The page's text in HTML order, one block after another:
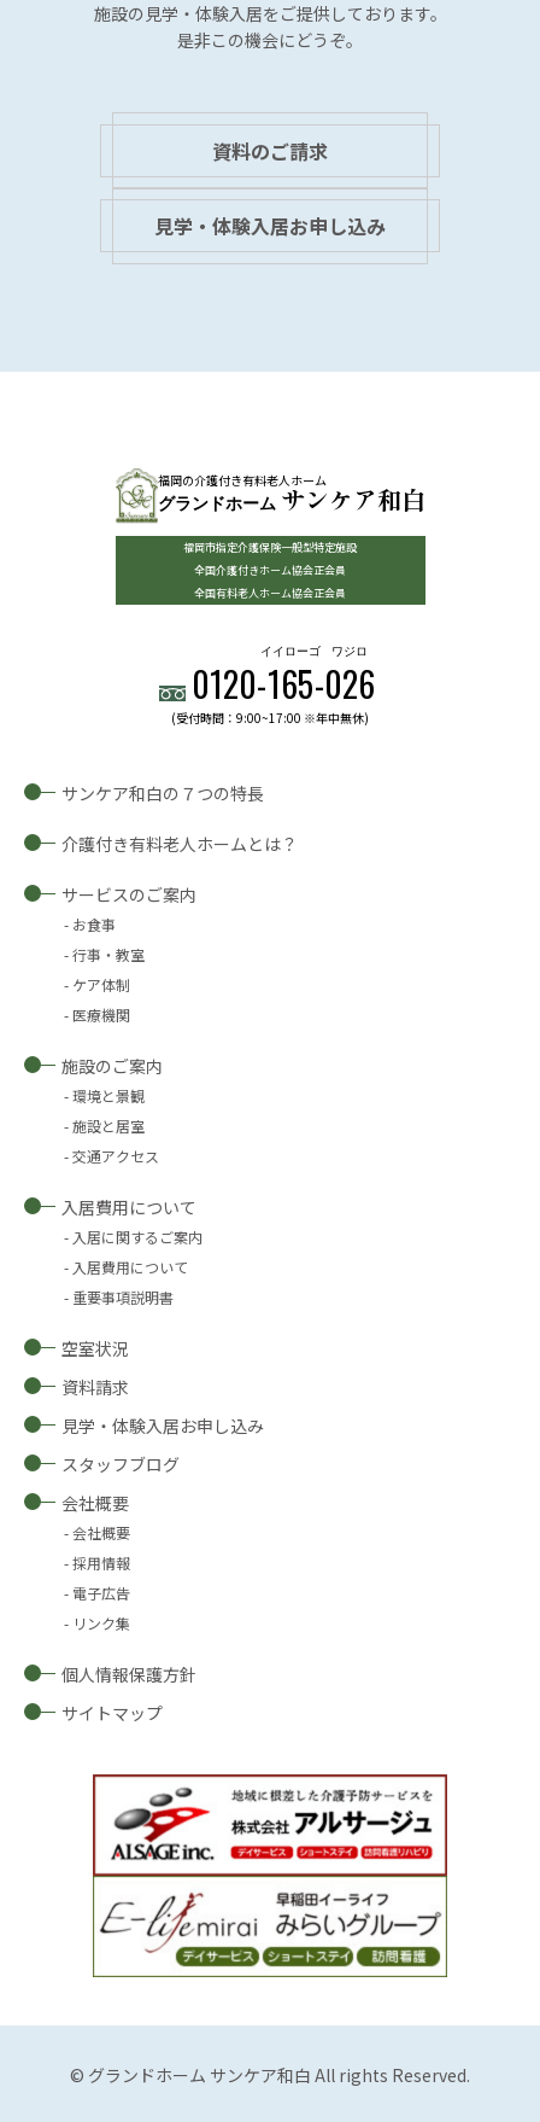
施設の見学・体験入居をご提供しております。
是非この機会にどうぞ。
資料のご請求
見学・体験入居お申し込み
福岡の介護付き有料老人ホーム
グランドホーム サンケア和白
福岡市指定介護保険一般型特定施設
全国介護付きホーム協会正会員
全国有料老人ホーム協会正会員
0120-165
イイローゴ
-026
ワジロ
(受付時間：9:00~17:00 ※年中無休)
サンケア和白の７つの特長
介護付き有料老人ホームとは？
サービスのご案内
お食事
行事・教室
ケア体制
医療機関
施設のご案内
環境と景観
施設と居室
交通アクセス
入居費用について
入居に関するご案内
入居費用について
重要事項説明書
空室状況
資料請求
見学・体験入居お申し込み
スタッフブログ
会社概要
会社概要
採用情報
電子広告
リンク集
個人情報保護方針
サイトマップ
© グランドホーム サンケア和白 All rights Reserved.